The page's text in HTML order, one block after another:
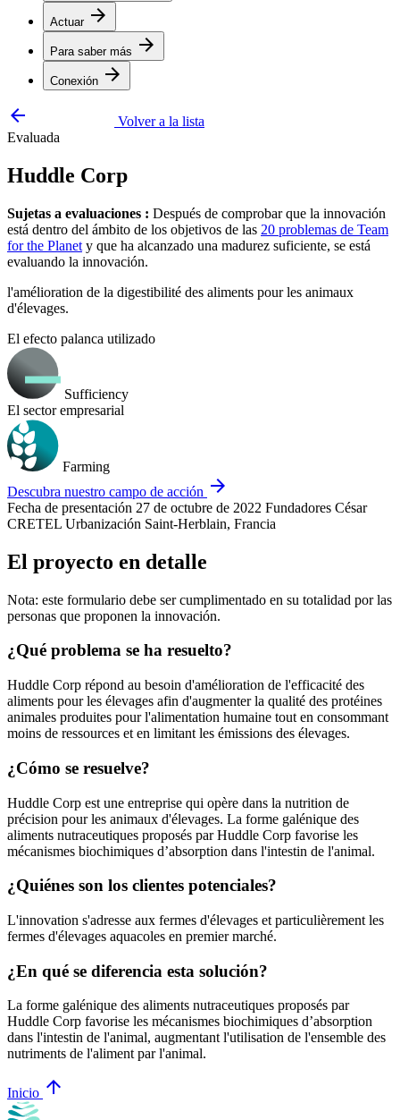
Actuar arrow_forward
Para saber más arrow_forward
Conexión arrow_forward
arrow_backward
Volver a la lista
Evaluada
Huddle Corp
Sujetas a evaluaciones : Después de comprobar que la innovación
está dentro del ámbito de los objetivos de las 20 problemas de Team
for the Planet y que ha alcanzado una madurez suficiente, se está
evaluando la innovación.
l'amélioration de la digestibilité des aliments pour les animaux
d'élevages.
El efecto palanca utilizado
Sufficiency
El sector empresarial
Farming
Descubra nuestro campo de acción arrow_forward
Fecha de presentación 27 de octubre de 2022 Fundadores César
CRETEL Urbanización Saint-Herblain, Francia
El proyecto en detalle
Nota: este formulario debe ser cumplimentado en su totalidad por las
personas que proponen la innovación.
¿Qué problema se ha resuelto?
Huddle Corp répond au besoin d'amélioration de l'efficacité des
aliments pour les élevages afin d'augmenter la qualité des protéines
animales produites pour l'alimentation humaine tout en consommant
moins de ressources et en limitant les émissions des élevages.
¿Cómo se resuelve?
Huddle Corp est une entreprise qui opère dans la nutrition de
précision pour les animaux d'élevages. La forme galénique des
aliments nutraceutiques proposés par Huddle Corp favorise les
mécanismes biochimiques d’absorption dans l'intestin de l'animal.
¿Quiénes son los clientes potenciales?
L'innovation s'adresse aux fermes d'élevages et particulièrement les
fermes d'élevages aquacoles en premier marché.
¿En qué se diferencia esta solución?
La forme galénique des aliments nutraceutiques proposés par
Huddle Corp favorise les mécanismes biochimiques d’absorption
dans l'intestin de l'animal, augmentant l'utilisation de l'ensemble des
nutriments de l'aliment par l'animal.
Inicio arrow_upward